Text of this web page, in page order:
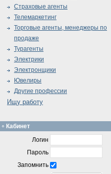
Страховые агенты
Телемаркетинг
Торговые агенты, менеджеры по
продаже
Турагенты
Электрики
Электронщики
Ювелиры
Другие профессии
Ищу работу
Кабинет
Логин
Пароль
Запомнить